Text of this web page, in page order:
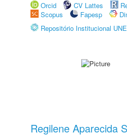
Orcid
CV Lattes
Scopus
Fapesp
Repositório Institucional
Regilene Aparecida